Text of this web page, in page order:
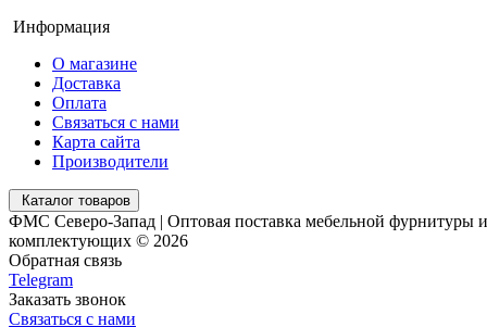
Информация
О магазине
Доставка
Оплата
Связаться с нами
Карта сайта
Производители
Каталог товаров
ФМС Северо-Запад | Оптовая поставка мебельной фурнитуры и
комплектующих © 2026
Обратная связь
Telegram
Заказать звонок
Связаться с нами